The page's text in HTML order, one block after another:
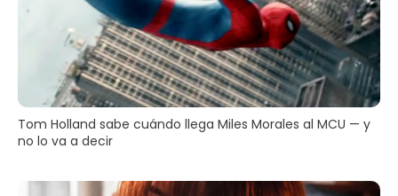
Tom Holland sabe cuándo llega Miles Morales al MCU — y
no lo va a decir